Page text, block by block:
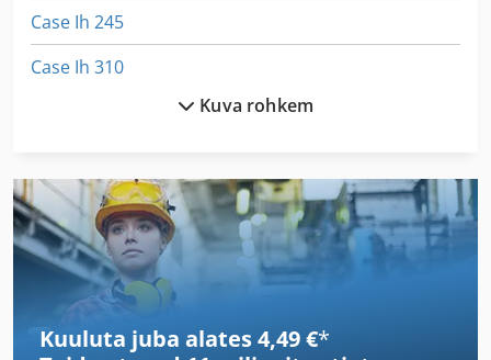
Case Ih 245
Case Ih 310
Case Ih 7130
Case Ih 733 A
Case Ih 745 Xl
Case Ih 745 Xla
Kuva rohkem
Kuuluta juba alates 4,49 €*